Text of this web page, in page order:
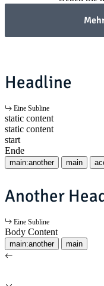
Headline
Eine Subline
static content
static content
start
Ende
main:another main
Another
Eine Subline
Body Content
main:another main